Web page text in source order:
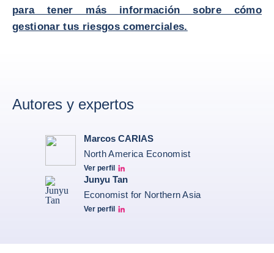
para tener más información sobre cómo
gestionar tus riesgos comerciales.
Autores y expertos
Marcos CARIAS
North America Economist
Ver perfil
Marcos Carias Linkedin
Junyu Tan
Economist for Northern Asia
Ver perfil
Junyu Tan Linkedin Profile